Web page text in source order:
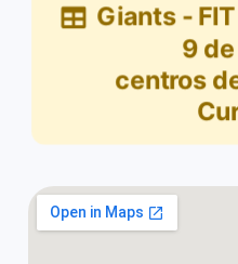
Giants - FIT
9 de
centros